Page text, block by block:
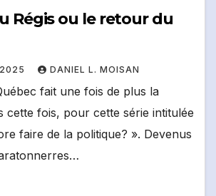
Régis ou le retour du
DANIEL L. MOISAN
fait une fois de plus la
cette fois, pour cette série intitulée
faire de la politique? ». Devenus